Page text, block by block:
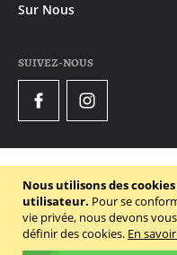
Nous utilisons des
utilisateur. Pour se
vie privée, nous devons
définir des cookies. En
Sur Nous
SUIVEZ-NOUS
FacebookInstagram
Declaration de confidentialité
Conditions générales